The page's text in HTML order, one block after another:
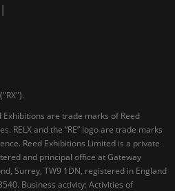
Exhibitions are trade marks of Reed
RELX and the “RE” logo are trade marks
Reed Exhibitions Limited is a private
and principal office at Gateway
Surrey, TW9 1DN, registered in England
Business activity: Activities of